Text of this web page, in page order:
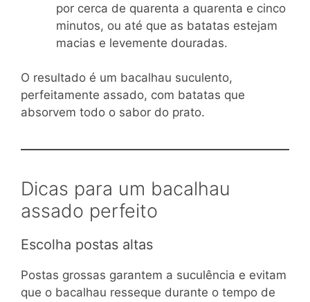
por cerca de quarenta a quarenta e cinco
minutos, ou até que as batatas estejam
macias e levemente douradas.
O resultado é um bacalhau suculento,
perfeitamente assado, com batatas que
absorvem todo o sabor do prato.
Dicas para um bacalhau
assado perfeito
Escolha postas altas
Postas grossas garantem a suculência e evitam
que o bacalhau resseque durante o tempo de